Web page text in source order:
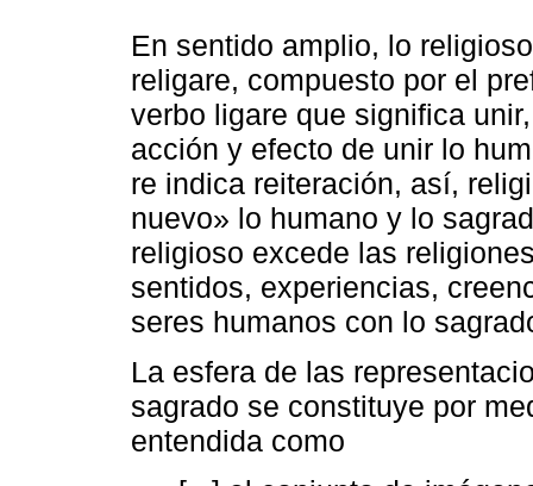
En sentido amplio, lo
religare, compuesto por el
verbo ligare que significa
acción y efecto de unir lo
re indica reiteración, así,
nuevo» lo humano y lo
religioso excede las
sentidos, experiencias,
seres humanos con lo
La esfera de las
sagrado se constituye por
entendida como